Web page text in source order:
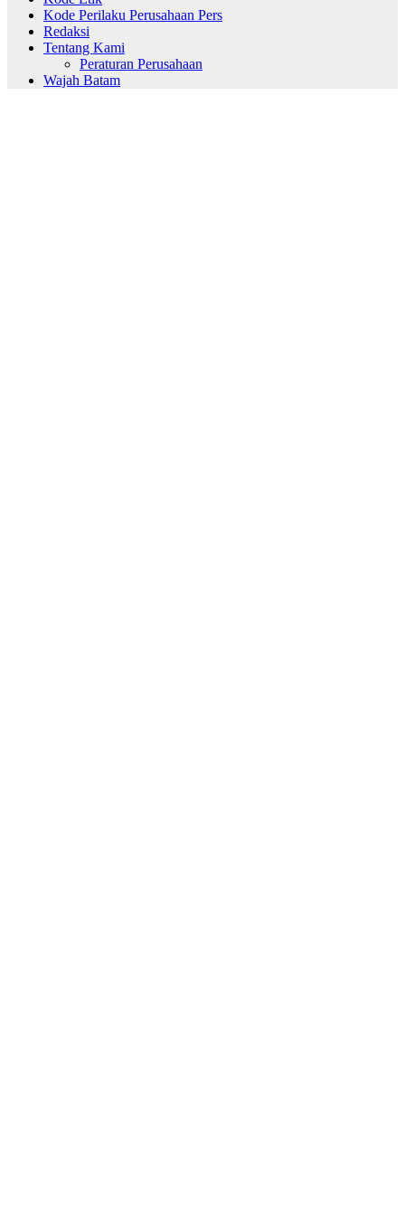
Kode Perilaku Perusahaan Pers
Redaksi
Tentang Kami
Peraturan Perusahaan
Wajah Batam